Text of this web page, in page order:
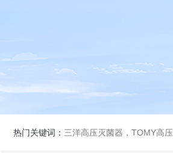
热门关键词： 三洋高压灭菌器，TOMY高